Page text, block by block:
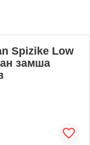
Spizike Low
замша